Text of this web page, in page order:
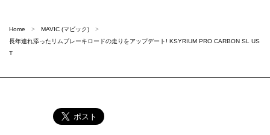
Home
MAVIC (マビック)
長年連れ添ったリムブレーキロードの走りをアップデート! KSYRIUM PRO CARBON SL US
T